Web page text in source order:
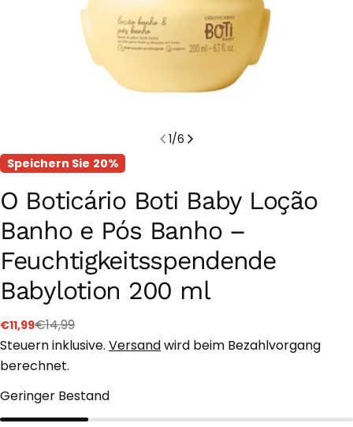
1/6
Speichern Sie 20%
O Boticário Boti Baby Loção
Banho e Pós Banho –
Feuchtigkeitsspendende
Babylotion 200 ml
Verkaufspreis
€11,99
Regulärer
Preis
€14,99
Steuern inklusive. Versandwird beim Bezahlvorgang
berechnet.
Geringer Bestand